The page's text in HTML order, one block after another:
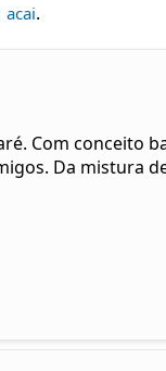
acai.
Com conceito
Da mistura